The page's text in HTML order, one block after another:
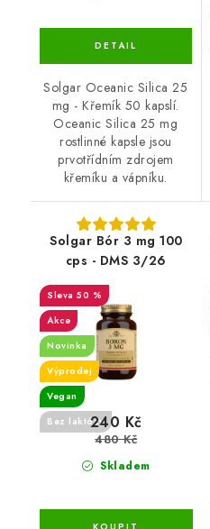
Solgar Oceanic Silica 25
mg - Křemík 50 kapslí.
Oceanic Silica 25 mg
rostlinné kapsle jsou
prvotřídním zdrojem
křemíku a vápníku.
Solgar Bór 3 mg 100
cps - DMS 3/26
50 %
Akce
Novinka
Výprodej
Vegan
Bez laktózy
Skladem
240 Kč
480 Kč